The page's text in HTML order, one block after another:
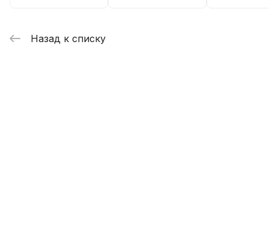
Назад к списку